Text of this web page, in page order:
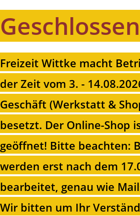
Freizeit Wittke macht
der Zeit vom 3. -
Geschäft (Werkstatt &
besetzt. Der Online-Shop
geöffnet! Bitte beachten:
werden erst nach dem
bearbeitet, genau wie
Wir bitten um Ihr